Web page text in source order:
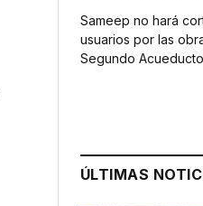
Sameep no hará
usuarios por las
Segundo Acueducto
ÚLTIMAS